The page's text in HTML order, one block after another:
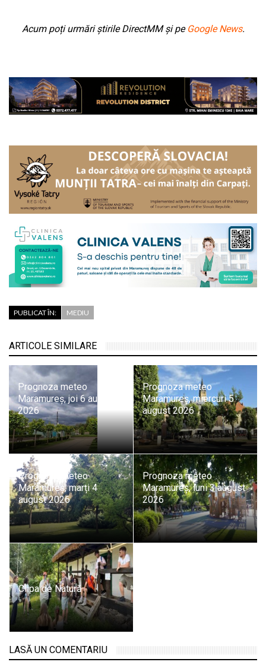
Acum poți urmări știrile DirectMM și pe Google News.
PUBLICAT ÎN: MEDIU
ARTICOLE SIMILARE
Prognoza meteo
Maramureș, joi 6 august
2026
Prognoza meteo
Maramureș, miercuri 5
august 2026
Prognoza meteo
Maramureș, marți 4
august 2026
Prognoza meteo
Maramureș, luni 3 august
2026
Clipa de Natură
LASĂ UN COMENTARIU